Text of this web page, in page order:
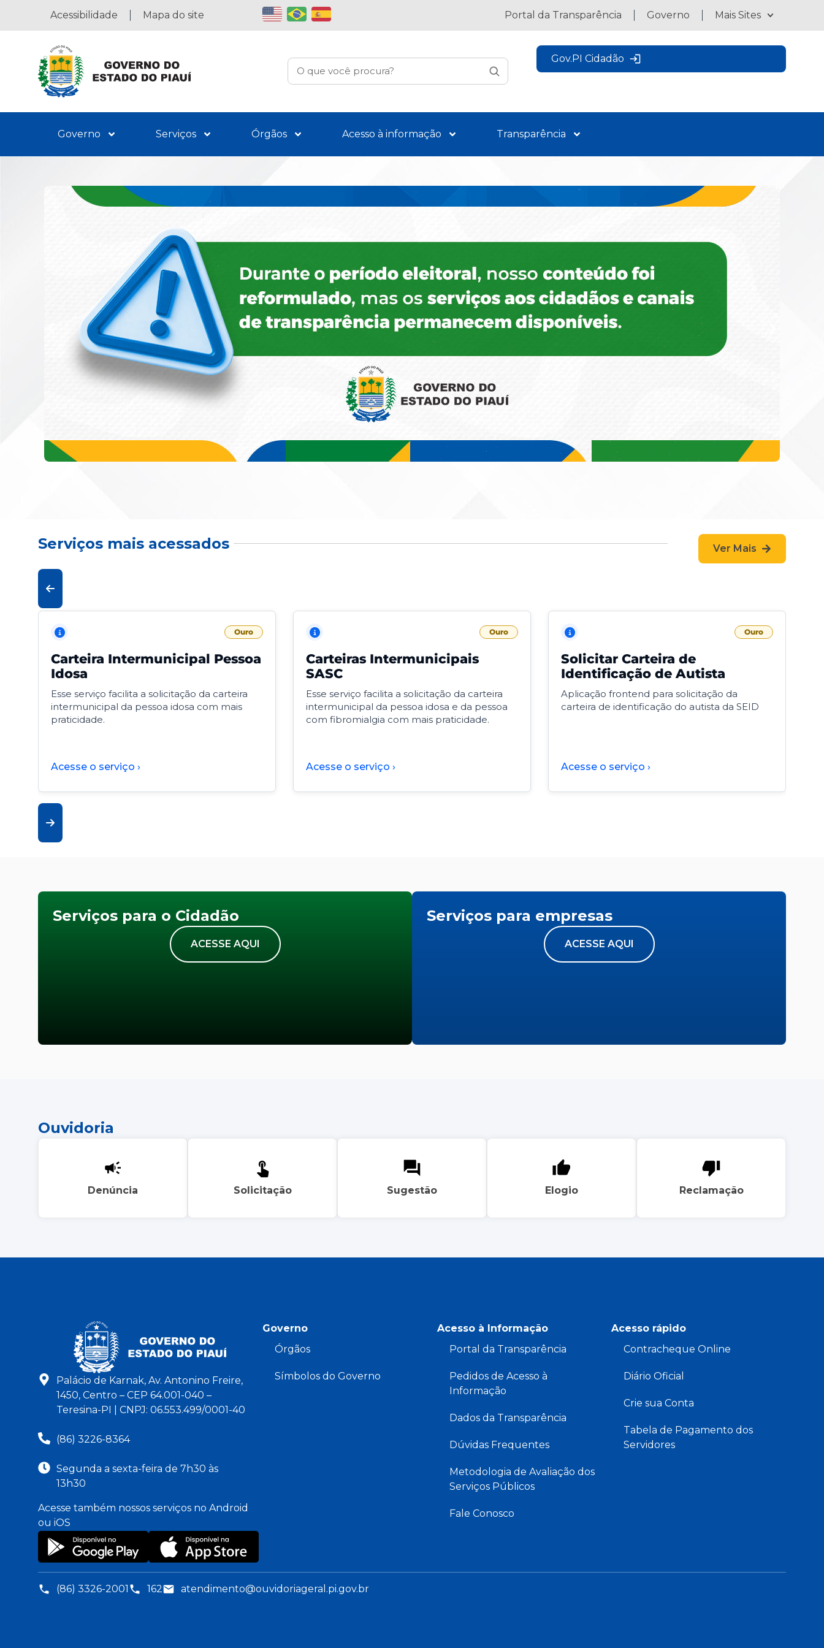
Acessibilidade Mapa do site Portal da Transparência Governo Mais Sites
Gov.PI Cidadão
Governo Serviços Órgãos Acesso à informação Transparência
Serviços mais acessados Ver Mais
Ouro
Carteira Intermunicipal Pessoa
Idosa
Esse serviço facilita a solicitação da carteira
intermunicipal da pessoa idosa com mais
praticidade.
Acesse o serviço ›
Ouro
Carteiras Intermunicipais
SASC
Esse serviço facilita a solicitação da carteira
intermunicipal da pessoa idosa e da pessoa
com fibromialgia com mais praticidade.
Acesse o serviço ›
Ouro
Solicitar Carteira de
Identificação de Autista
Aplicação frontend para solicitação da
carteira de identificação do autista da SEID
Acesse o serviço ›
Serviços para o Cidadão
ACESSE AQUI
Serviços para empresas
ACESSE AQUI
Ouvidoria
Denúncia Solicitação Sugestão Elogio Reclamação
Palácio de Karnak, Av. Antonino Freire,
1450, Centro – CEP 64.001-040 –
Teresina-PI | CNPJ: 06.553.499/0001-40
(86) 3226-8364
Segunda a sexta-feira de 7h30 às
13h30
Acesse também nossos serviços no Android
ou iOS
Governo
Órgãos
Símbolos do Governo
Acesso à Informação
Portal da Transparência
Pedidos de Acesso à
Informação
Dados da Transparência
Dúvidas Frequentes
Metodologia de Avaliação dos
Serviços Públicos
Fale Conosco
Acesso rápido
Contracheque Online
Diário Oficial
Crie sua Conta
Tabela de Pagamento dos
Servidores
(86) 3326-2001 162 atendimento@ouvidoriageral.pi.gov.br